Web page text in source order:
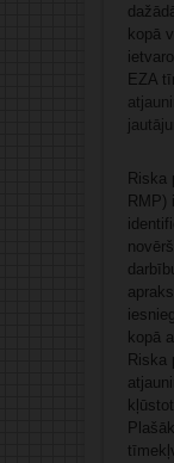
kopā
EZA
Riska
kopā
Riska